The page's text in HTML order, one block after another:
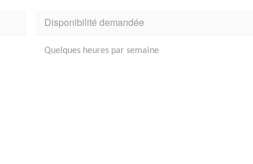
Disponibilité demandée
Quelques heures par semaine